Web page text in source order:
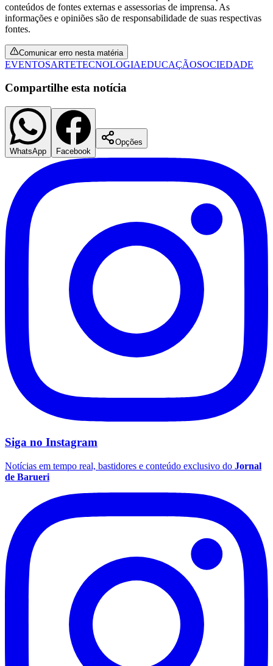
Fluminense
Vasco
conteúdos de fontes externas e assessorias de imprensa. As
informações e opiniões são de responsabilidade de suas respectivas
fontes.
Comunicar erro nesta matéria
EVENTOSARTETECNOLOGIAEDUCAÇÃOSOCIEDADE
Compartilhe esta notícia
WhatsApp Facebook
Opções
Siga no Instagram
Notícias em tempo real, bastidores e conteúdo exclusivo do Jornal
de Barueri